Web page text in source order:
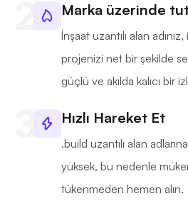
Marka üzerinde
İnşaat uzantılı alan
projenizi net bir şekilde
güçlü ve akılda kalıcı bir
Hızlı Hareket Et
.build uzantılı alan
yüksek, bu nedenle
tükenmeden hemen alın.